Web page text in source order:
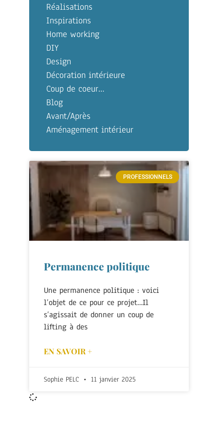
Réalisations
Inspirations
Home working
DIY
Design
Décoration intérieure
Coup de coeur…
Blog
Avant/Après
Aménagement intérieur
PROFESSIONNELS
Permanence politique
Une permanence politique : voici
l’objet de ce pour ce projet…Il
s’agissait de donner un coup de
lifting à des
EN SAVOIR +
Sophie PELC 11 janvier 2025